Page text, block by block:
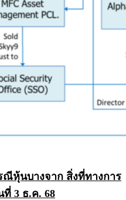
หุ้นบางจาก สิ่งที่ทางการ
ที่ 3 ธ.ค. 68